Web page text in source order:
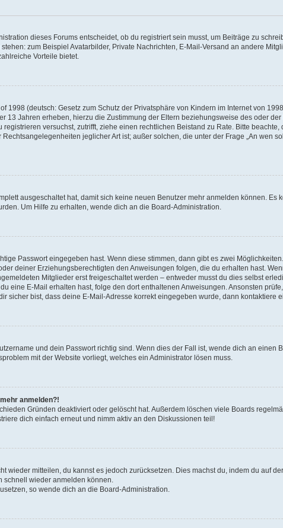
dieses Forums entscheidet, ob du registriert sein musst, um Beiträge zu
zum Beispiel Avatarbilder, Private Nachrichten, E-Mail-Versand an andere
Vorteile bietet.
1998 (deutsch: Gesetz zum Schutz der Privatsphäre von Kindern im Internet von
13 Jahren erheben, hierzu die Zustimmung der Eltern beziehungsweise des oder
versuchst, zutrifft, ziehe einen rechtlichen Beistand zu Rate. Bitte
jeglicher Art ist; außer solchen, die unter der Frage „An wen
ausgeschaltet hat, damit sich keine neuen Benutzer mehr anmelden können. Es
Um Hilfe zu erhalten, wende dich an die Board-Administration.
Passwort eingegeben hast. Wenn diese stimmen, dann gibt es zwei
deiner Erziehungsberechtigten den Anweisungen folgen, die du erhalten hast.
Mitglieder erst freigeschaltet werden – entweder musst du dies selbst
eine E-Mail erhalten hast, folge den dort enthaltenen Anweisungen. Ansonsten
sicher bist, dass deine E-Mail-Adresse korrekt eingegeben wurde, dann kontaktiere
und dein Passwort richtig sind. Wenn dies der Fall ist, wende dich an einen
mit der Website vorliegt, welches ein Administrator lösen muss.
anmelden?!
Gründen deaktiviert oder gelöscht hat. Außerdem löschen viele Boards
dich einfach erneut und nimm aktiv an den Diskussionen teil!
wieder mitteilen, du kannst es jedoch zurücksetzen. Dies machst du, indem du auf
schnell wieder anmelden können.
so wende dich an die Board-Administration.